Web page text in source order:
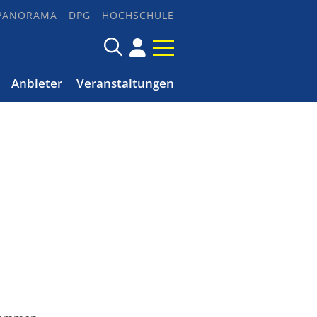
DPG HOCHSCHULE
Anbieter Veranstaltungen